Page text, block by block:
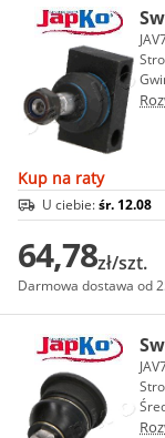
Kup na raty
U ciebie:śr. 12.08
64,78zł/szt.
Darmowa dostawa od